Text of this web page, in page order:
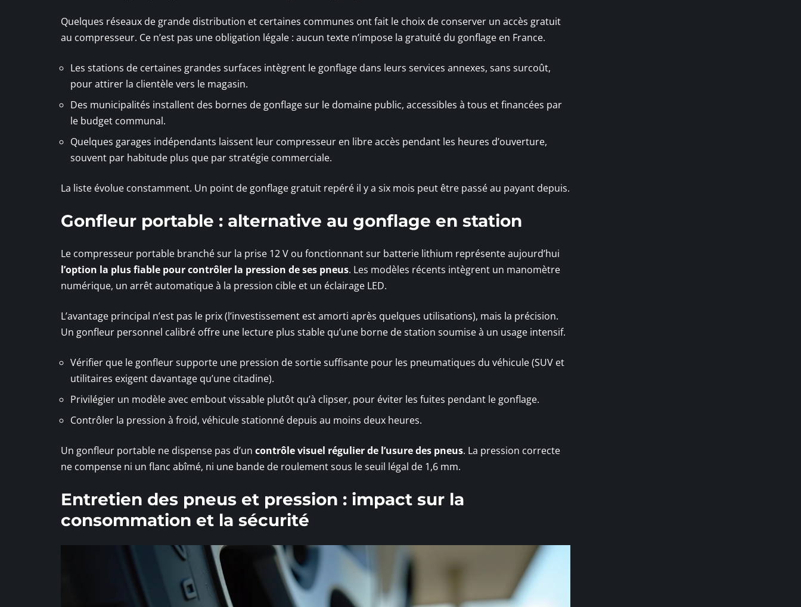
Quelques réseaux de grande distribution et certaines communes ont fait le choix de conserver un accès gratuit
au compresseur. Ce n’est pas une obligation légale : aucun texte n’impose la gratuité du gonflage en France.
Les stations de certaines grandes surfaces intègrent le gonflage dans leurs services annexes, sans surcoût,
pour attirer la clientèle vers le magasin.
Des municipalités installent des bornes de gonflage sur le domaine public, accessibles à tous et financées par
le budget communal.
Quelques garages indépendants laissent leur compresseur en libre accès pendant les heures d’ouverture,
souvent par habitude plus que par stratégie commerciale.
La liste évolue constamment. Un point de gonflage gratuit repéré il y a six mois peut être passé au payant depuis.
Gonfleur portable : alternative au gonflage en station
Le compresseur portable branché sur la prise 12 V ou fonctionnant sur batterie lithium représente aujourd’hui
l’option la plus fiable pour contrôler la pression de ses pneus. Les modèles récents intègrent un manomètre
numérique, un arrêt automatique à la pression cible et un éclairage LED.
L’avantage principal n’est pas le prix (l’investissement est amorti après quelques utilisations), mais la précision.
Un gonfleur personnel calibré offre une lecture plus stable qu’une borne de station soumise à un usage intensif.
Vérifier que le gonfleur supporte une pression de sortie suffisante pour les pneumatiques du véhicule (SUV et
utilitaires exigent davantage qu’une citadine).
Privilégier un modèle avec embout vissable plutôt qu’à clipser, pour éviter les fuites pendant le gonflage.
Contrôler la pression à froid, véhicule stationné depuis au moins deux heures.
Un gonfleur portable ne dispense pas d’un contrôle visuel régulier de l’usure des pneus. La pression correcte
ne compense ni un flanc abîmé, ni une bande de roulement sous le seuil légal de 1,6 mm.
Entretien des pneus et pression : impact sur la
consommation et la sécurité